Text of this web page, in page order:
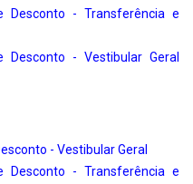
Desconto - Transferência e
- Vestibular Geral
- Vestibular Geral
Desconto - Transferência e